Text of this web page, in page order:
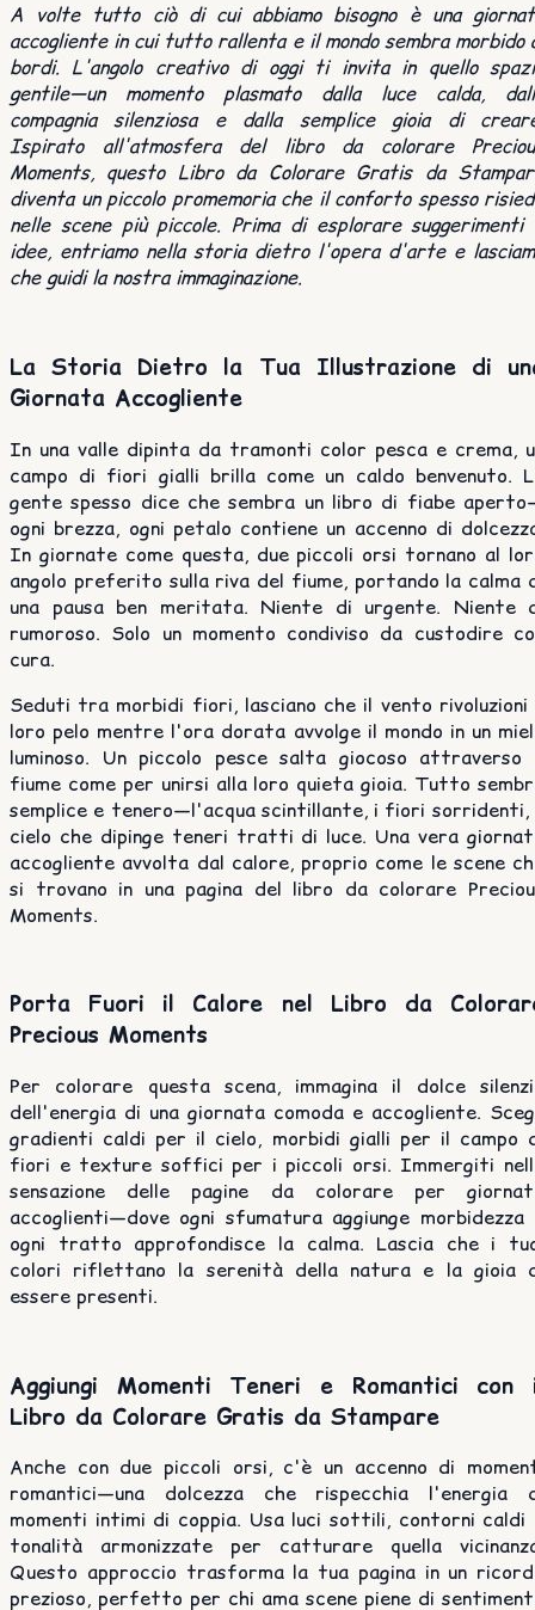
A volte tutto ciò di cui abbiamo bisogno è una
accogliente in cui tutto rallenta e il mondo sembra morbido
bordi. L'angolo creativo di oggi ti invita in quello
gentile—un momento plasmato dalla luce calda,
compagnia silenziosa e dalla semplice gioia di
Ispirato all'atmosfera del libro da colorare
Moments, questo Libro da Colorare Gratis da
diventa un piccolo promemoria che il conforto spesso
nelle scene più piccole. Prima di esplorare suggerimenti
idee, entriamo nella storia dietro l'opera d'arte e
che guidi la nostra immaginazione.
La Storia Dietro la Tua Illustrazione di
Giornata Accogliente
In una valle dipinta da tramonti color pesca e crema,
campo di fiori gialli brilla come un caldo benvenuto.
gente spesso dice che sembra un libro di fiabe
ogni brezza, ogni petalo contiene un accenno di
In giornate come questa, due piccoli orsi tornano al
angolo preferito sulla riva del fiume, portando la calma
una pausa ben meritata. Niente di urgente. Niente
rumoroso. Solo un momento condiviso da custodire
cura.
Seduti tra morbidi fiori, lasciano che il vento rivoluzioni
loro pelo mentre l'ora dorata avvolge il mondo in un
luminoso. Un piccolo pesce salta giocoso attraverso
fiume come per unirsi alla loro quieta gioia. Tutto
semplice e tenero—l'acqua scintillante, i fiori sorridenti,
cielo che dipinge teneri tratti di luce. Una vera
accogliente avvolta dal calore, proprio come le scene
si trovano in una pagina del libro da colorare
Moments.
Porta Fuori il Calore nel Libro da
Precious Moments
Per colorare questa scena, immagina il dolce
dell'energia di una giornata comoda e accogliente.
gradienti caldi per il cielo, morbidi gialli per il campo
fiori e texture soffici per i piccoli orsi. Immergiti
sensazione delle pagine da colorare per
accoglienti—dove ogni sfumatura aggiunge morbidezza
ogni tratto approfondisce la calma. Lascia che i
colori riflettano la serenità della natura e la gioia
essere presenti.
Aggiungi Momenti Teneri e Romantici con
Libro da Colorare Gratis da Stampare
Anche con due piccoli orsi, c'è un accenno di
romantici—una dolcezza che rispecchia l'energia
momenti intimi di coppia. Usa luci sottili, contorni caldi
tonalità armonizzate per catturare quella
Questo approccio trasforma la tua pagina in un
prezioso, perfetto per chi ama scene piene di